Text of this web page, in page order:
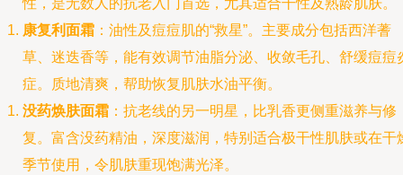
性，是无数人的抗老入门首选，尤其适合干性及熟龄肌肤。
康复利面霜 ：油性及痘痘肌的“救星”。主要成分包括西洋蓍
草、迷迭香等，能有效调节油脂分泌、收敛毛孔、舒缓痘痘
症。质地清爽，帮助恢复肌肤水油平衡。
没药焕肤面霜 ：抗老线的另一明星，比乳香更侧重滋养与修
复。富含没药精油，深度滋润，特别适合极干性肌肤或在干
季节使用，令肌肤重现饱满光泽。